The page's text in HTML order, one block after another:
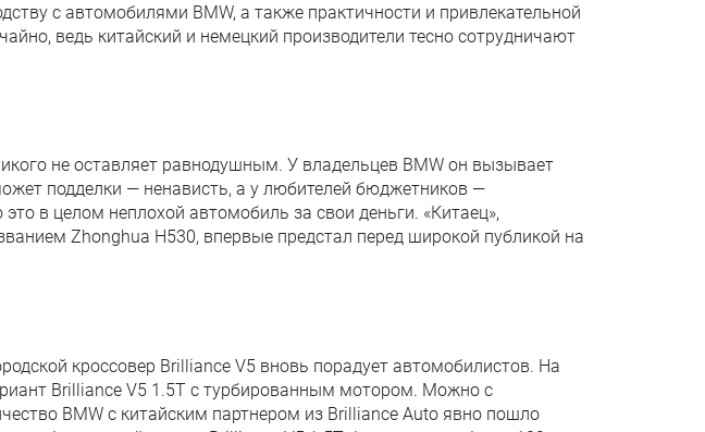
с автомобилями BMW, а также практичности и привлекательной
ведь китайский и немецкий производители тесно сотрудничают
не оставляет равнодушным. У владельцев BMW он вызывает
подделки — ненависть, а у любителей бюджетников —
в целом неплохой автомобиль за свои деньги. «Китаец»,
Zhonghua H530, впервые предстал перед широкой публикой на
кроссовер Brilliance V5 вновь порадует автомобилистов. На
Brilliance V5 1.5Т с турбированным мотором. Можно с
BMW с китайским партнером из Brilliance Auto явно пошло